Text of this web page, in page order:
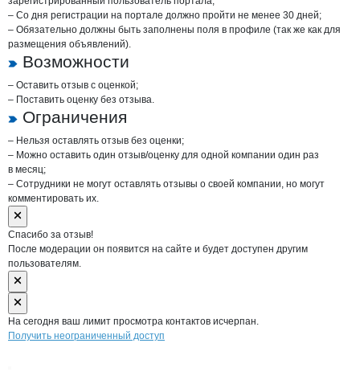
– Со дня регистрации на портале должно пройти не менее 30 дней;
– Обязательно должны быть заполнены поля в профиле (так же как для
размещения объявлений).
Возможности
– Оставить отзыв с оценкой;
– Поставить оценку без отзыва.
Ограничения
– Нельзя оставлять отзыв без оценки;
– Можно оставить один отзыв/оценку для одной компании один раз
в месяц;
– Сотрудники не могут оставлять отзывы о своей компании, но могут
комментировать их.
Спасибо за отзыв!
После модерации он появится на сайте и будет доступен другим
пользователям.
На сегодня ваш лимит просмотра контактов исчерпан.
Получить неограниченный доступ